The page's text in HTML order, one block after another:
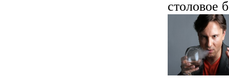
столовое